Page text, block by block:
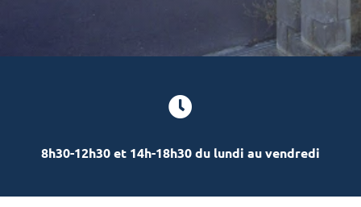

8h30-12h30 et 14h-18h30 du lundi au vendredi